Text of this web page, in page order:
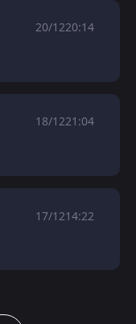
20/1220:14
18/1221:04
17/1214:22